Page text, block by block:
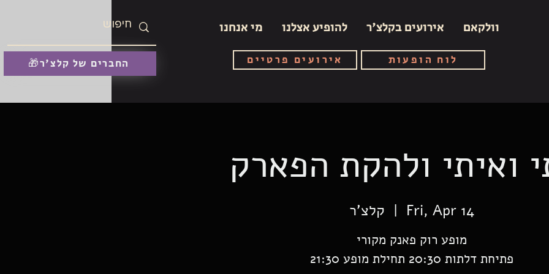
🎁החברים של קלצ'ר
וולקאם אירועים בקלצ'ר להופיע אצלנו מי אנחנו
אירועים פרטיים לוח הופעות
ואיתי ולהקת הפארק
Fri, Apr 14
  |
קלצ'ר
פתיחת דלתות 20:30 תחילת מופע 21:30